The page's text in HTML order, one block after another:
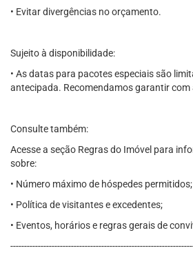
• Evitar divergências no orçamento.
Sujeito à disponibilidade:
• As datas para pacotes especiais são
antecipada. Recomendamos garantir com
Consulte também:
Acesse a seção Regras do Imóvel para
sobre:
• Número máximo de hóspedes permitidos;
• Política de visitantes e excedentes;
• Eventos, horários e regras gerais de